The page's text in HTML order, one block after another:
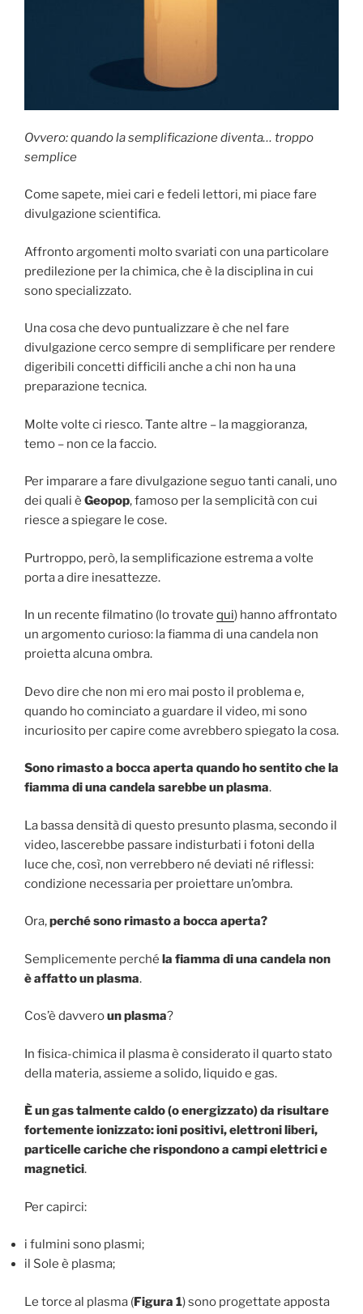
Ovvero: quando la semplificazione diventa… troppo
semplice
Come sapete, miei cari e fedeli lettori, mi piace fare
divulgazione scientifica.
Affronto argomenti molto svariati con una particolare
predilezione per la chimica, che è la disciplina in cui
sono specializzato.
Una cosa che devo puntualizzare è che nel fare
divulgazione cerco sempre di semplificare per rendere
digeribili concetti difficili anche a chi non ha una
preparazione tecnica.
Molte volte ci riesco. Tante altre – la maggioranza,
temo – non ce la faccio.
Per imparare a fare divulgazione seguo tanti canali, uno
dei quali è Geopop, famoso per la semplicità con cui
riesce a spiegare le cose.
Purtroppo, però, la semplificazione estrema a volte
porta a dire inesattezze.
In un recente filmatino (lo trovate qui) hanno affrontato
un argomento curioso: la fiamma di una candela non
proietta alcuna ombra.
Devo dire che non mi ero mai posto il problema e,
quando ho cominciato a guardare il video, mi sono
incuriosito per capire come avrebbero spiegato la cosa.
Sono rimasto a bocca aperta quando ho sentito che la
fiamma di una candela sarebbe un plasma.
La bassa densità di questo presunto plasma, secondo il
video, lascerebbe passare indisturbati i fotoni della
luce che, così, non verrebbero né deviati né riflessi:
condizione necessaria per proiettare un’ombra.
Ora,perché sono rimasto a bocca aperta?
Semplicemente perché la fiamma di una candela non
è affatto un plasma.
Cos’è davveroun plasma?
In fisica-chimica il plasma è considerato il quarto stato
della materia, assieme a solido, liquido e gas.
È un gas talmente caldo (o energizzato) da risultare
fortemente ionizzato: ioni positivi, elettroni liberi,
particelle cariche che rispondono a campi elettrici e
magnetici.
Per capirci:
i fulmini sono plasmi;
il Sole è plasma;
Le torce al plasma (Figura 1) sono progettate apposta